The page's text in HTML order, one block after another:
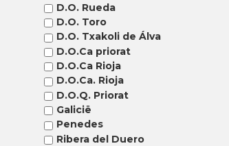
D.O. Rueda
D.O. Toro
D.O. Txakoli de Álva
D.O.Ca priorat
D.O.Ca Rioja
D.O.Ca. Rioja
D.O.Q. Priorat
Galicië
Penedes
Ribera del Duero